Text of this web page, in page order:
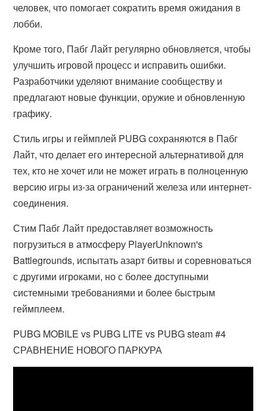
человек, что помогает сократить время ожидания в
лобби.
Кроме того, Пабг Лайт регулярно обновляется, чтобы
улучшить игровой процесс и исправить ошибки.
Разработчики уделяют внимание сообществу и
предлагают новые функции, оружие и обновленную
графику.
Стиль игры и геймплей PUBG сохраняются в Пабг
Лайт, что делает его интересной альтернативой для
тех, кто не хочет или не может играть в полноценную
версию игры из-за ограничений железа или интернет-
соединения.
Стим Пабг Лайт предоставляет возможность
погрузиться в атмосферу PlayerUnknown's
Battlegrounds, испытать азарт битвы и соревноваться
с другими игроками, но с более доступными
системными требованиями и более быстрым
геймплеем.
PUBG MOBILE vs PUBG LITE vs PUBG steam #4
СРАВНЕНИЕ НОВОГО ПАРКУРА